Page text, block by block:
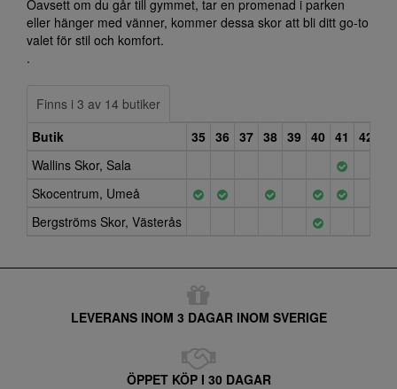
Oavsett om du går till gymmet, tar en promenad i parken
eller hänger med vänner, kommer dessa skor att bli ditt go-to
valet för stil och komfort.
.
Finns i 3 av 14 butiker
Butik
35 36 37 38 39 40 41
42
Wallins Skor, Sala
Skocentrum, Umeå
Bergströms Skor, Västerås
LEVERANS INOM 3 DAGAR INOM SVERIGE
ÖPPET KÖP I 30 DAGAR